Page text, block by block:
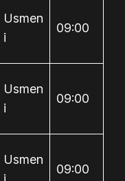
Usmen
i
09:00
Usmen
i
09:00
Usmen
09:00